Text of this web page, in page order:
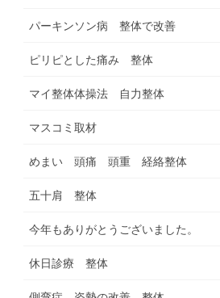
パーキンソン病 整体で改善
ピリピとした痛み 整体
マイ整体体操法 自力整体
マスコミ取材
めまい 頭痛 頭重 経絡整体
五十肩 整体
今年もありがとうございました。
休日診療 整体